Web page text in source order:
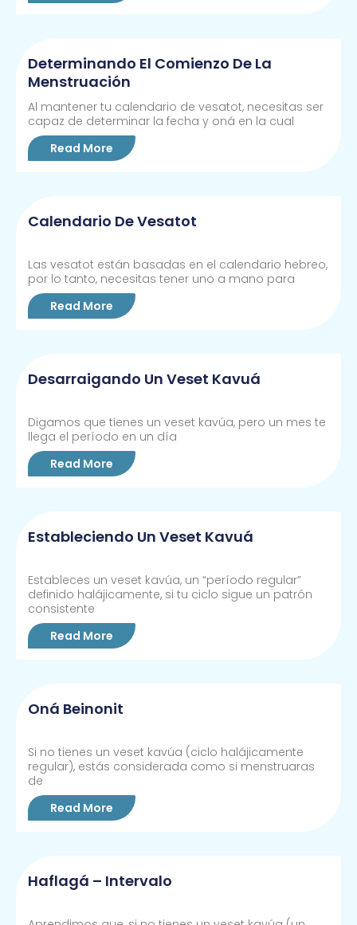
Determinando El Comienzo De La
Menstruación
Al mantener tu calendario de vesatot, necesitas ser
capaz de determinar la fecha y oná en la cual
Read More
Calendario De Vesatot
Las vesatot están basadas en el calendario hebreo,
por lo tanto, necesitas tener uno a mano para
Read More
Desarraigando Un Veset Kavuá
Digamos que tienes un veset kavúa, pero un mes te
llega el período en un día
Read More
Estableciendo Un Veset Kavuá
Estableces un veset kavúa, un “período regular”
definido halájicamente, si tu ciclo sigue un patrón
consistente
Read More
Oná Beinonit
Si no tienes un veset kavúa (ciclo halájicamente
regular), estás considerada como si menstruaras
de
Read More
Haflagá – Intervalo